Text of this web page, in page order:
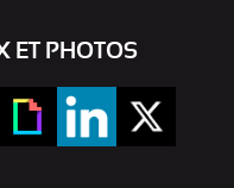
ET PHOTOS